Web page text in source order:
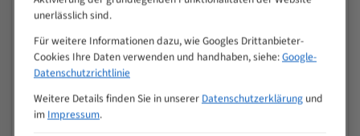
M (mm)
Zähne pro
Zoll (ZpZ)
25
10/14
15 - 40
unerlässlich sind.
Für weitere Informationen dazu, wie Googles Drittanbieter-
Cookies Ihre Daten verwenden und handhaben, siehe:Google-
Datenschutzrichtlinie
Weitere Details finden Sie in unserer Datenschutzerklärungund
im Impressum.